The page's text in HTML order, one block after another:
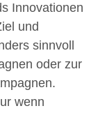
Innovationen
und
sinnvoll
oder zur
wenn